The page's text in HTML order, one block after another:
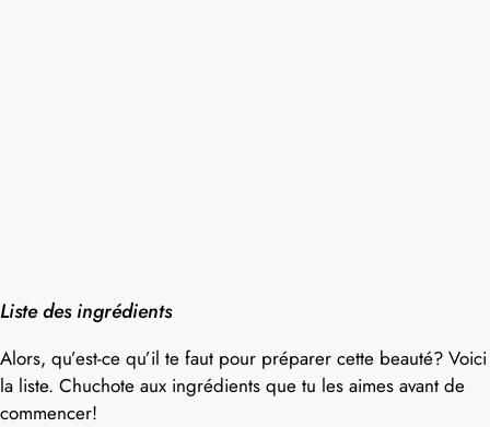
Liste des ingrédients
Alors, qu’est-ce qu’il te faut pour préparer cette beauté? Voici
la liste. Chuchote aux ingrédients que tu les aimes avant de
commencer!